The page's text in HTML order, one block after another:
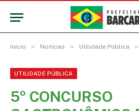
Início » Notícias » Utilidade Pública »
UTILIDADE PÚBLICA
5º CONCURSO